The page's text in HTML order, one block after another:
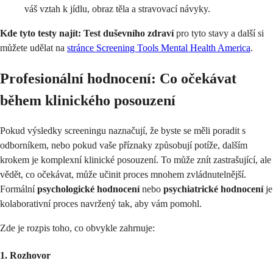
váš vztah k jídlu, obraz těla a stravovací návyky.
Kde tyto testy najít: Test duševního zdravípro tyto stavy a další si
můžete udělat na stránce Screening Tools Mental Health America.
Profesionální hodnocení: Co očekávat
během klinického posouzení
Pokud výsledky screeningu naznačují, že byste se měli poradit s
odborníkem, nebo pokud vaše příznaky způsobují potíže, dalším
krokem je komplexní klinické posouzení. To může znít zastrašující, ale
vědět, co očekávat, může učinit proces mnohem zvládnutelnější.
Formálnípsychologické hodnocenínebo psychiatrické hodnoceníje
kolaborativní proces navržený tak, aby vám pomohl.
Zde je rozpis toho, co obvykle zahrnuje:
1. Rozhovor